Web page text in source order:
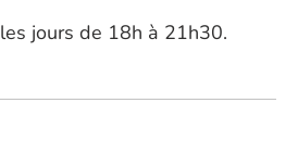
jours de 18h à 21h30.